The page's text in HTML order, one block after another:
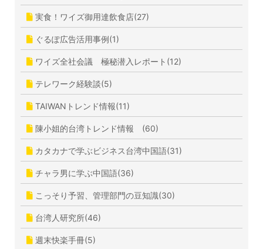
実食！ワイズ御用達飲食店(27)
ぐるぽ広告活用事例(1)
ワイズ全社会議 極秘潜入レポート(12)
テレワーク経験談(5)
TAIWANトレンド情報(11)
陳小姐的台湾トレンド情報 (60)
カタカナで学ぶビジネス台湾中国語(31)
チャラ男に学ぶ中国語(36)
こっそり予習、管理部門の豆知識(30)
台湾人研究所(46)
週末快楽手冊(5)